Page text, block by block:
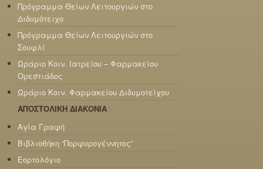
Πρόγραμμα Θείων Λειτουργιών στο
Διδυμότειχο
Πρόγραμμα Θείων Λειτουργιών στο
Σουφλί
Ωράριο Κοιν. Ιατρείου – Φαρμακείου
Ορεστιάδος
Ωράριο Κοιν. Φαρμακείου Διδυμοτείχου
ΑΠΟΣΤΟΛΙΚΗ ΔΙΑΚΟΝΙΑ
Αγία Γραφή
Βιβλιοθήκη “Πορφυρογέννητος”
Εορτολόγιο